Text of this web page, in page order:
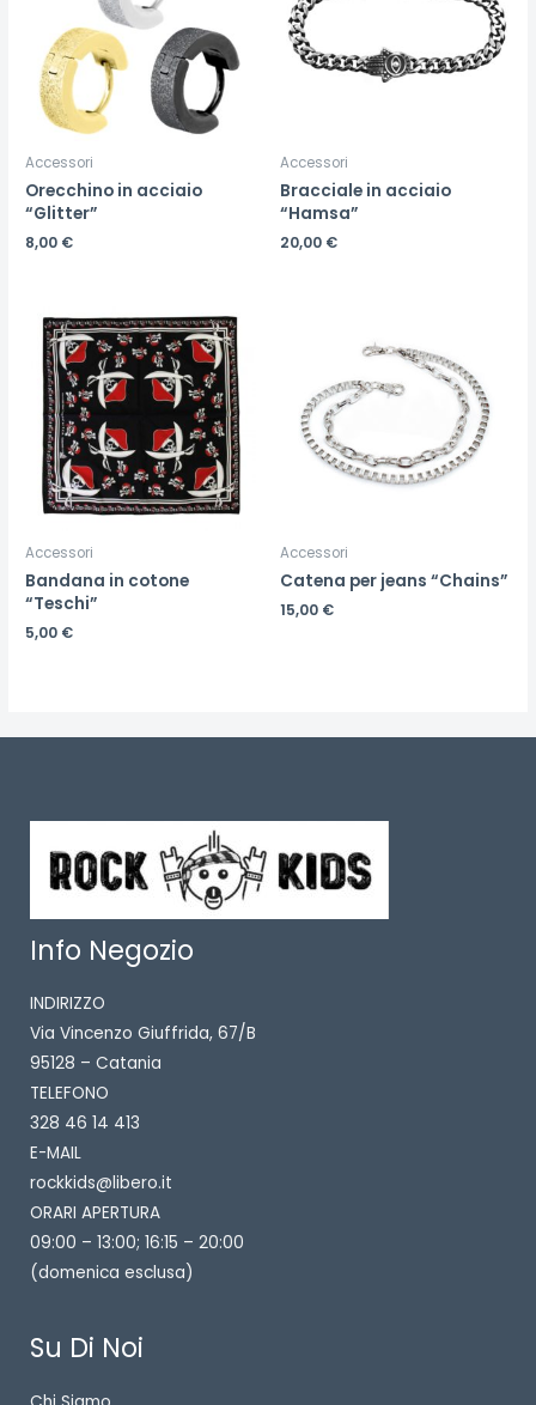
Accessori
Orecchino in acciaio
“Glitter”
8,00 €
Accessori
Bracciale in acciaio
“Hamsa”
20,00 €
Accessori
Bandana in cotone
“Teschi”
5,00 €
Accessori
Catena per jeans “Chains”
15,00 €
Info Negozio
INDIRIZZO
Via Vincenzo Giuffrida, 67/B
95128 – Catania
TELEFONO
328 46 14 413
E-MAIL
rockkids@libero.it
ORARI APERTURA
09:00 – 13:00; 16:15 – 20:00
(domenica esclusa)
Su Di Noi